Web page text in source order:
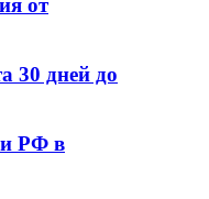
от
30 дней до
РФ в